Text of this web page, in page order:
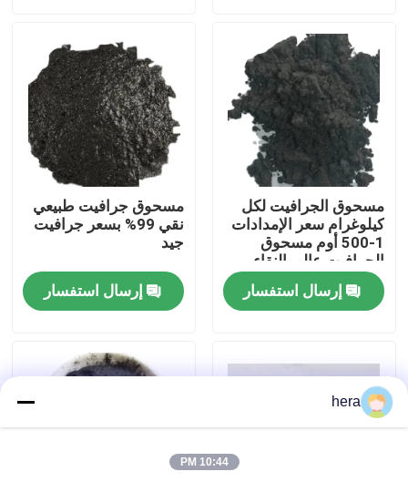
معلومات عنا
جولة في المعمل
مراقبة الجودة
اتصل بنا
أخبار
المواد الخام الجرافيت
فليك الجرافيت الطبيعي
مسحوق الجرافيت لكل
كيلوغرام سعر الإمدادات
1-500 أوم مسحوق
الجرافيت عالي النقاء
إرسال استفسار
مسحوق جرافيت طبيعي
نقي 99% بسعر جرافيت
جيد
إرسال استفسار
hera
10:44 PM